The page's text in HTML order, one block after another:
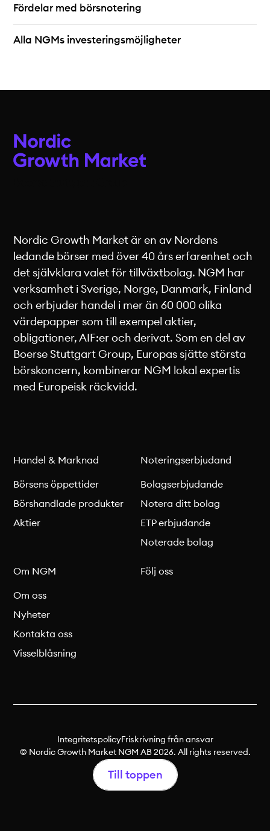
Fördelar med börsnotering
Alla NGMs investeringsmöjligheter
Nordic Growth Market är en av Nordens
ledande börser med över 40 års erfarenhet och
det självklara valet för tillväxtbolag. NGM har
verksamhet i Sverige, Norge, Danmark, Finland
och erbjuder handel i mer än 60 000 olika
värdepapper som till exempel aktier,
obligationer, AIF:er och derivat. Som en del av
Boerse Stuttgart Group, Europas sjätte största
börskoncern, kombinerar NGM lokal expertis
med Europeisk räckvidd.
Handel & Marknad
Börsens öppettider
Börshandlade produkter
Aktier
Noteringserbjudand
Bolagserbjudande
Notera ditt bolag
ETP erbjudande
Noterade bolag
Om NGM
Om oss
Nyheter
Kontakta oss
Visselblåsning
Följ oss
IntegritetspolicyFriskrivning från ansvar
© Nordic Growth Market NGM AB 2026. All rights reserved.
Till toppen